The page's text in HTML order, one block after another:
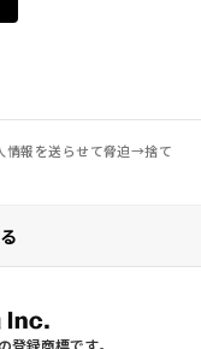
情報を送らせて脅迫→捨て
録商標です。